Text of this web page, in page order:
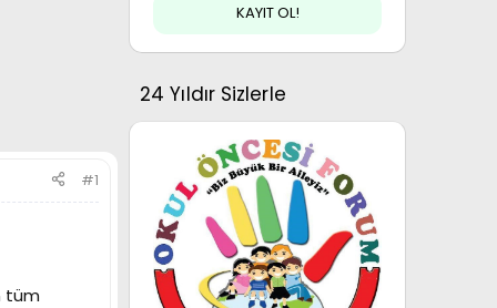
#1
tüm
KAYIT OL!
24 Yıldır Sizlerle